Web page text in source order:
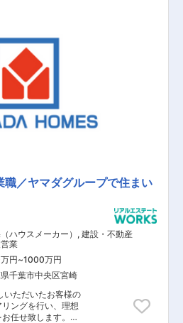
■引き渡し後のアフ
ディングスの不動
となります。ヤマ
グループシナジー
ており、安定して
び込み営業はほと
ただいたお客様や資
主になります。
職／ヤマダグループで住まい
ハウスメーカー） , 建設・不動産
業
円~1000万円
千葉市中央区宮崎
いただいたお客様の
ングを行い、理想
任せ致します。土